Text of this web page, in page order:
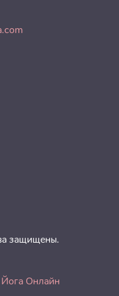
защищены.
Йога Онлайн